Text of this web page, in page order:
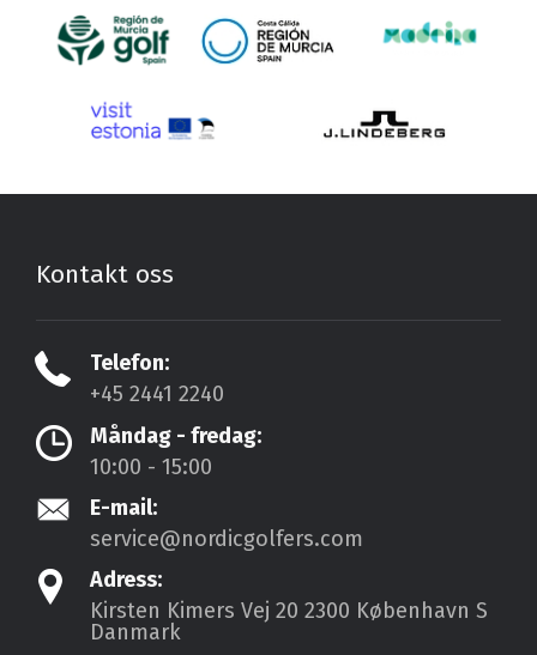
Kontakt oss
Telefon:
+45 2441 2240
Måndag - fredag:
10:00 - 15:00
E-mail:
service@nordicgolfers.com
Adress:
Kirsten Kimers Vej 20 2300 København S
Danmark